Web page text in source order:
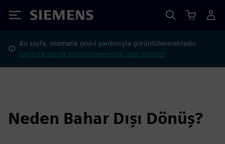
Siemens
Bu sayfa, otomatik çeviri yardımıyla görüntülenmektedir.
İngilizce olarak görüntülenmesini ister misiniz?
Neden Bahar Dışı Dönüş?